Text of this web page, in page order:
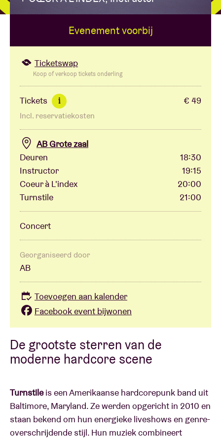
BRDCST
Concertcheque
Over AB
Contact
De grootste sterren van de
moderne hardcore scene
Turnstileis een Amerikaanse hardcorepunk band uit
Baltimore, Maryland. Ze werden opgericht in 2010 en
staan bekend om hun energieke liveshows en genre-
overschrijdende stijl. Hun muziek combineert
Evenement voorbij
Ticketswap
Koop of verkoop tickets onderling
Tickets i € 49
Incl. reservatiekosten
AB Grote zaal
Deuren
18:30
Instructor
19:15
Coeur à L'index
20:00
Turnstile
21:00
Concert
Georganiseerd door
AB
Toevoegen aan kalender
Facebook event bijwonen